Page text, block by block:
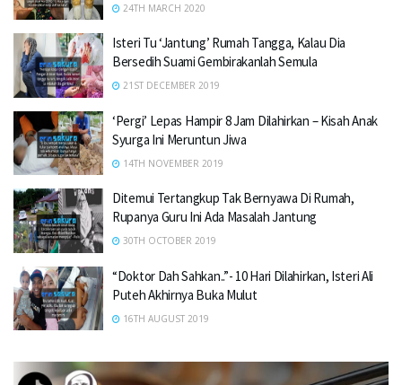
24TH MARCH 2020
Isteri Tu ‘Jantung’ Rumah Tangga, Kalau Dia
Bersedih Suami Gembirakanlah Semula
21ST DECEMBER 2019
‘Pergi’ Lepas Hampir 8 Jam Dilahirkan – Kisah Anak
Syurga Ini Meruntun Jiwa
14TH NOVEMBER 2019
Ditemui Tertangkup Tak Bernyawa Di Rumah,
Rupanya Guru Ini Ada Masalah Jantung
30TH OCTOBER 2019
“Doktor Dah Sahkan..”- 10 Hari Dilahirkan, Isteri Ali
Puteh Akhirnya Buka Mulut
16TH AUGUST 2019